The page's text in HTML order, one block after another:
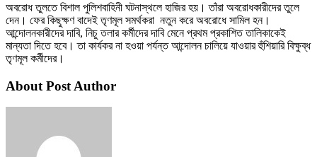
অবরোধ তুলতে বিশাল পুলিশবাহিনী ঘটনাস্থলে হাজির হয়। তাঁরা অবরোধকারীদের তুলে
দেন। ফের কিছুক্ষণ বাদেই তৃণমূল সমর্থকরা নতুন করে অবরোধে সামিল হন।
আন্দোলনকারীদের দাবি, নিচু তলার কর্মীদের দাবি মেনে প্রথম প্রকাশিত তালিকাকেই
মান্যতা দিতে হবে। তা কার্যকর না হওয়া পর্যন্ত আন্দোলন চালিয়ে যাওয়ার হুঁশিয়ারি বিক্ষুব্ধ
তৃণমূল কর্মীদের।
About Post Author